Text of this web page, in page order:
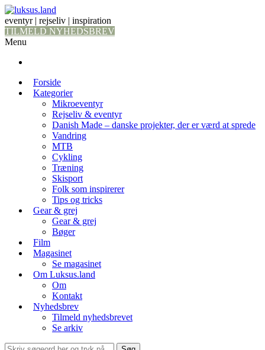
eventyr | rejseliv | inspiration
TILMELD NYHEDSBREV
Menu
Forside
Kategorier
Mikroeventyr
Rejseliv & eventyr
Danish Made – danske projekter, der er værd at sprede
Vandring
MTB
Cykling
Træning
Skisport
Folk som inspirerer
Tips og tricks
Gear & grej
Gear & grej
Bøger
Film
Magasinet
Se magasinet
Om Luksus.land
Om
Kontakt
Nyhedsbrev
Tilmeld nyhedsbrevet
Se arkiv